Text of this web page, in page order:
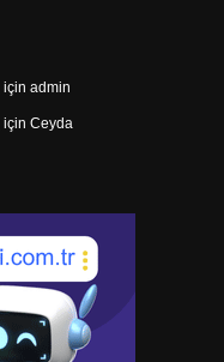
için admin
için Ceyda